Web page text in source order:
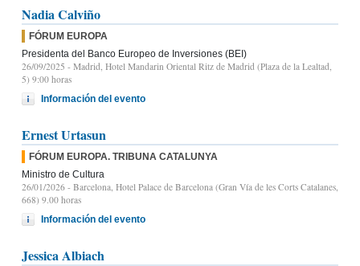
Nadia Calviño
FÓRUM EUROPA
Presidenta del Banco Europeo de Inversiones (BEI)
26/09/2025 - Madrid, Hotel Mandarin Oriental Ritz de Madrid (Plaza de la Lealtad,
5) 9:00 horas
Información del evento
Ernest Urtasun
FÓRUM EUROPA. TRIBUNA CATALUNYA
Ministro de Cultura
26/01/2026 - Barcelona, Hotel Palace de Barcelona (Gran Vía de les Corts Catalanes,
668) 9.00 horas
Información del evento
Jessica Albiach